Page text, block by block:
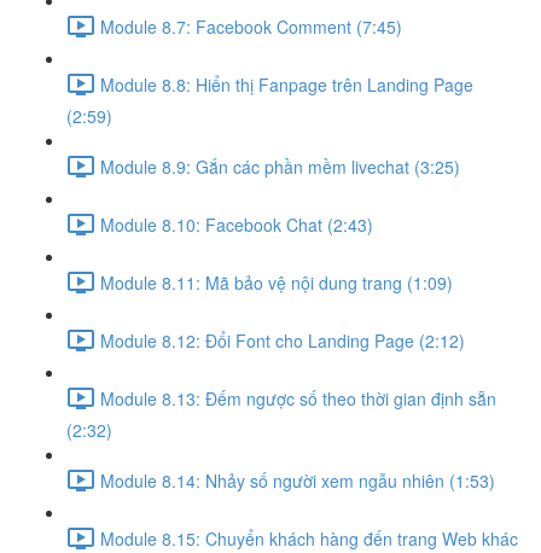
Module 8.7: Facebook Comment (7:45)
Module 8.8: Hiển thị Fanpage trên Landing Page
(2:59)
Module 8.9: Gắn các phần mềm livechat (3:25)
Module 8.10: Facebook Chat (2:43)
Module 8.11: Mã bảo vệ nội dung trang (1:09)
Module 8.12: Đổi Font cho Landing Page (2:12)
Module 8.13: Đếm ngược số theo thời gian định sẵn
(2:32)
Module 8.14: Nhảy số người xem ngẫu nhiên (1:53)
Module 8.15: Chuyển khách hàng đến trang Web khác